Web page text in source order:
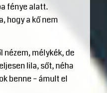
fénye alatt.
hogy a kő nem
nézem, mélykék, de
lila, sőt, néha
benne – ámult el